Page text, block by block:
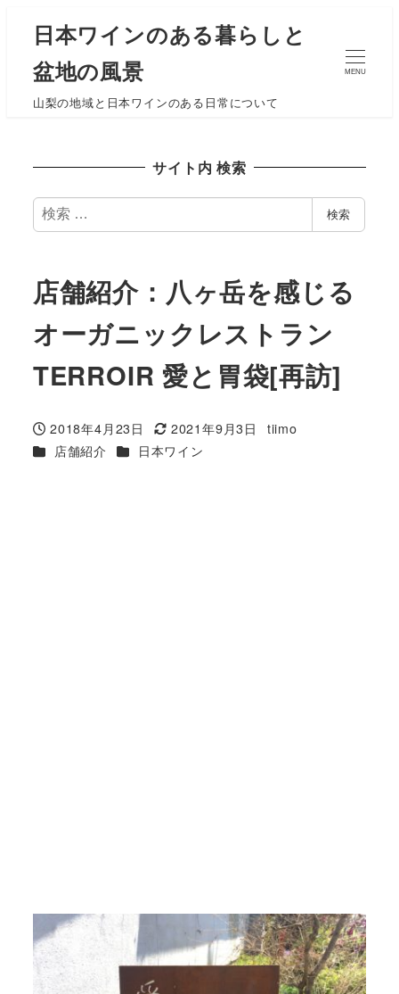
日本ワインのある暮らしと
盆地の風景
山梨の地域と日本ワインのある日常について
MENU
サイト内 検索
検
索
検索
店舗紹介：八ヶ岳を感じる
オーガニックレストラン
TERROIR 愛と胃袋[再訪]
投稿日
2018年4月23日
更新日
2021年9月3日
著
tiimo
カテゴリー
店舗紹介 カテゴリー
日本ワイン